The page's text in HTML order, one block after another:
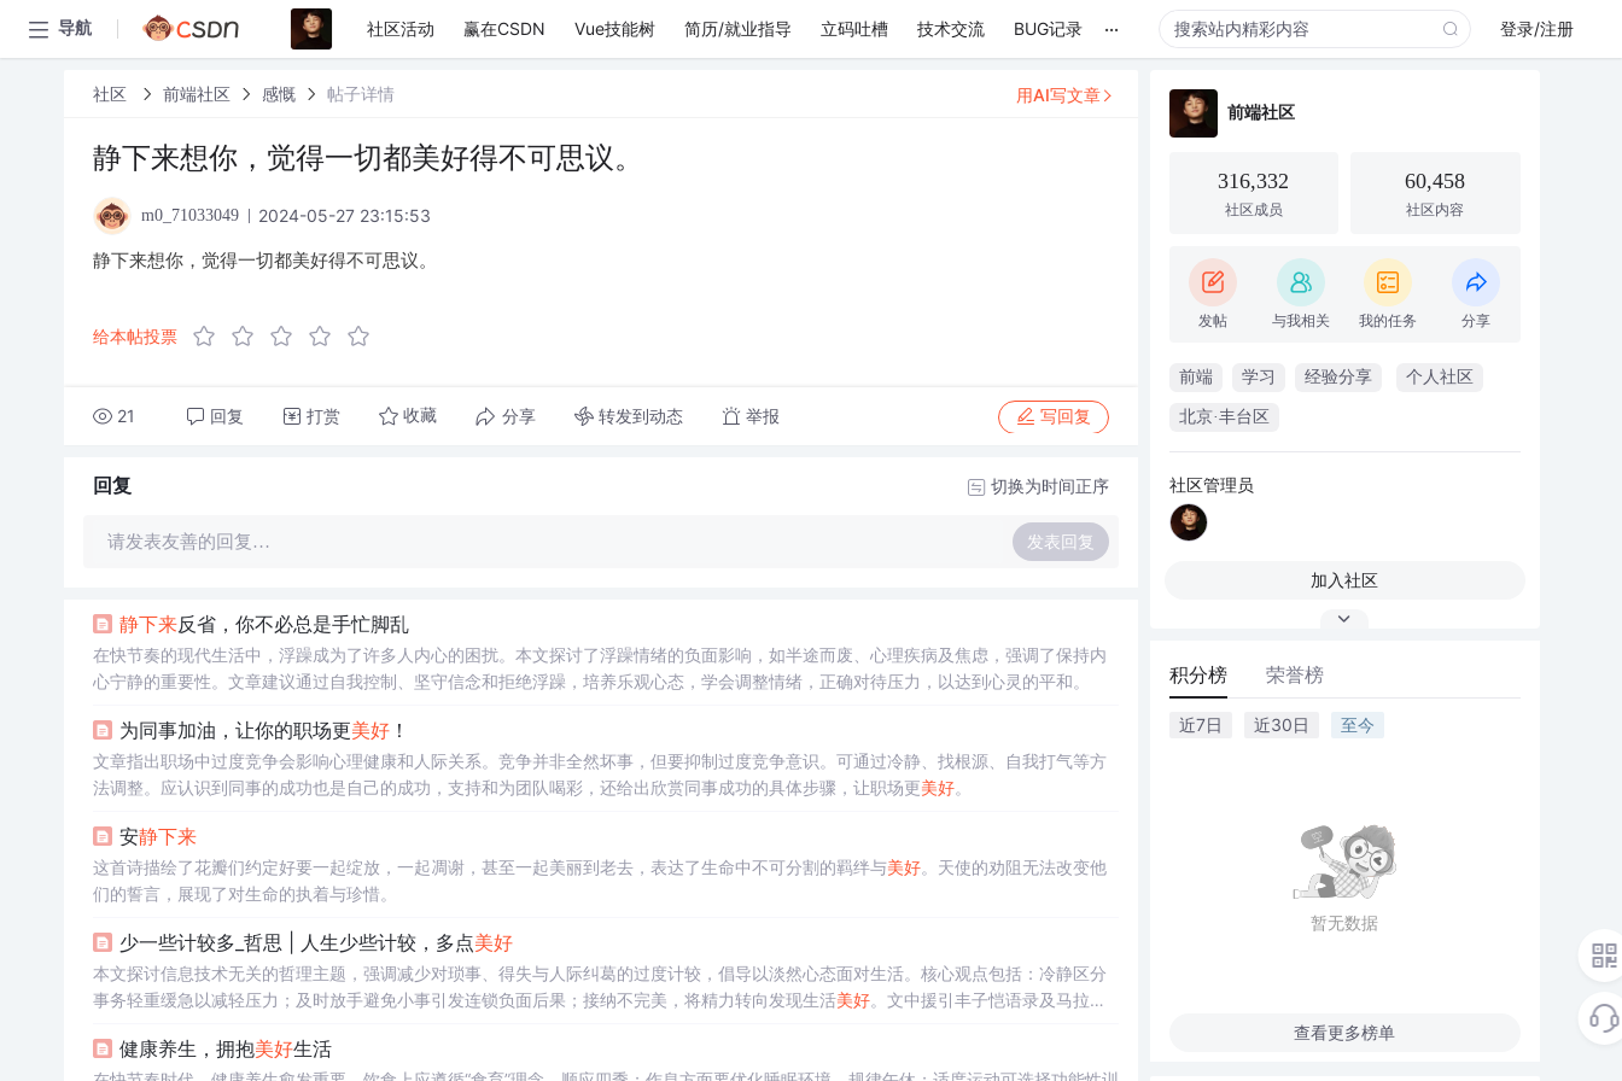
导航 社区活动 赢在CSDN Vue技能树 简历/就业指导 立码吐槽 技术交流 BUG记录 ... 登录/注册
社区 前端社区 感慨 帖子详情
静下来想你，觉得一切都美好得不可思议。
m0_71033049 2024-05-27 23:15:53
静下来想你，觉得一切都美好得不可思议。
给本帖投票
21 回复 打赏 收藏 分享 转发到动态 举报 写回复
用AI写文章
回复 切换为时间正序
请发表友善的回复… 发表回复
静下来反省，你不必总是手忙脚乱
在快节奏的现代生活中，浮躁成为了许多人内心的困扰。本文探讨了浮躁情绪的负面影响，如半途而废、心理疾病及焦虑，强调了保持内
心宁静的重要性。文章建议通过自我控制、坚守信念和拒绝浮躁，培养乐观心态，学会调整情绪，正确对待压力，以达到心灵的平和。
为同事加油，让你的职场更美好！
文章指出职场中过度竞争会影响心理健康和人际关系。竞争并非全然坏事，但要抑制过度竞争意识。可通过冷静、找根源、自我打气等方
法调整。应认识到同事的成功也是自己的成功，支持和为团队喝彩，还给出欣赏同事成功的具体步骤，让职场更美好。
安静下来
这首诗描绘了花瓣们约定好要一起绽放，一起凋谢，甚至一起美丽到老去，表达了生命中不可分割的羁绊与美好。天使的劝阻无法改变他
们的誓言，展现了对生命的执着与珍惜。
少一些计较多_哲思 | 人生少些计较，多点美好
本文探讨信息技术无关的哲理主题，强调减少对琐事、得失与人际纠葛的过度计较，倡导以淡然心态面对生活。核心观点包括：冷静区分
事务轻重缓急以减轻压力；及时放手避免小事引发连锁负面后果；接纳不完美，将精力转向发现生活美好。文中援引丰子恺语录及马拉松
健康养生，拥抱美好生活
前端社区
316,332
社区成员
60,458
社区内容
发帖 与我相关 我的任务 分享
前端 学习 经验分享 个人社区
北京·丰台区
社区管理员
加入社区
积分榜 荣誉榜
近7日 近30日 至今
暂无数据
查看更多榜单